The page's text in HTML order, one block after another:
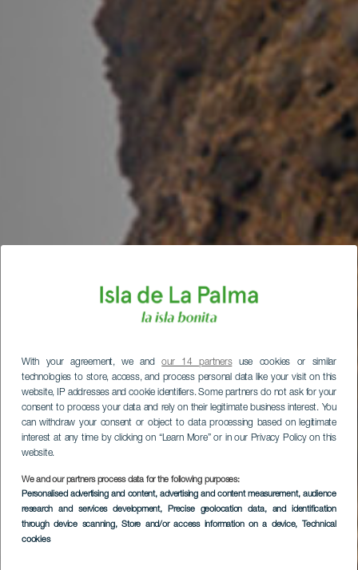
With your agreement, we andour 14 partnersuse cookies or similar
technologies to store, access, and process personal data like your visit on this
website, IP addresses and cookie identifiers. Some partners do not ask for your
consent to process your data and rely on their legitimate business interest. You
can withdraw your consent or object to data processing based on legitimate
interest at any time by clicking on “Learn More” or in our Privacy Policy on this
website.
We and our partners process data for the following purposes:
Personalised advertising and content, advertising and content measurement, audience
research and services development, Precise geolocation data, and identification
through device scanning, Store and/or access information on a device, Technical
cookies